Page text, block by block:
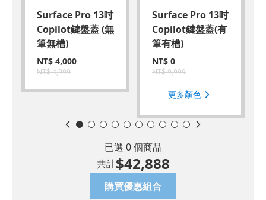
Surface Pro 13吋
Copilot鍵盤蓋 (無
筆無槽)
NT$ 4,000
NT$4,999
Surface Pro 13吋
Copilot鍵盤蓋(有
筆有槽)
NT$ 0
NT$9,999
更多顏色
已選 0個商品
共計$42,888
購買優惠組合